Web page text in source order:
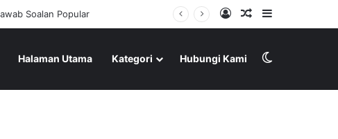
Log InRandom Article
Sidebar
Halaman Utama Kategori Hubungi Kami